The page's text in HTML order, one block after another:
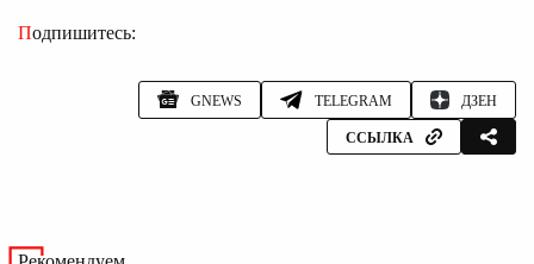
Подпишитесь:
GNEWS TELEGRAM ДЗЕН
ССЫЛКА